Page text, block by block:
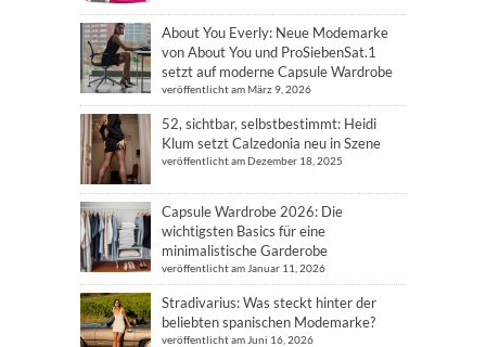
About You Everly: Neue Modemarke
von About You und ProSiebenSat.1
setzt auf moderne Capsule Wardrobe
veröffentlicht am März 9, 2026
52, sichtbar, selbstbestimmt: Heidi
Klum setzt Calzedonia neu in Szene
veröffentlicht am Dezember 18, 2025
Capsule Wardrobe 2026: Die
wichtigsten Basics für eine
minimalistische Garderobe
veröffentlicht am Januar 11, 2026
Stradivarius: Was steckt hinter der
beliebten spanischen Modemarke?
veröffentlicht am Juni 16, 2026